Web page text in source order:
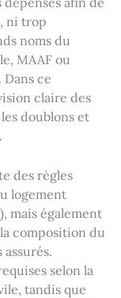
ni trop
noms du
MAAF ou
Dans ce
claire des
doublons et
des règles
logement
mais également
composition du
selon la
tandis que